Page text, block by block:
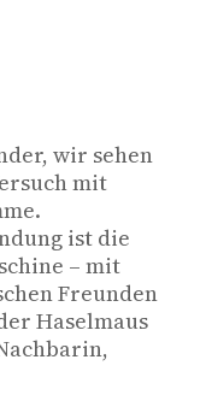
wir sehen
mit
ist die
– mit
Freunden
Haselmaus